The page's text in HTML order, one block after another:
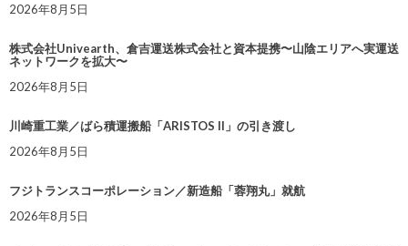
2026年8月5日
株式会社Univearth、倉吉運送株式会社と資本提携〜山陰エリアへ実運送
ネットワークを拡大〜
2026年8月5日
川崎重工業／ばら積運搬船「ARISTOS II」の引き渡し
2026年8月5日
フジトランスコーポレーション／新造船「蓉翔丸」就航
2026年8月5日